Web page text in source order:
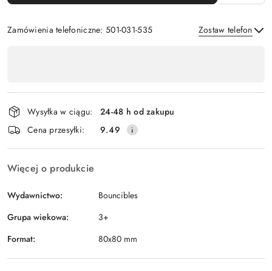
Zamówienia telefoniczne: 501-031-535 Zostaw telefon
płatność
i
dostawa
Wysyłka w ciągu:
24-48 h od zakupu
Cena przesyłki:
9.49
Więcej o produkcie
Wydawnictwo:
Bouncibles
Grupa wiekowa:
3+
Format:
80x80 mm